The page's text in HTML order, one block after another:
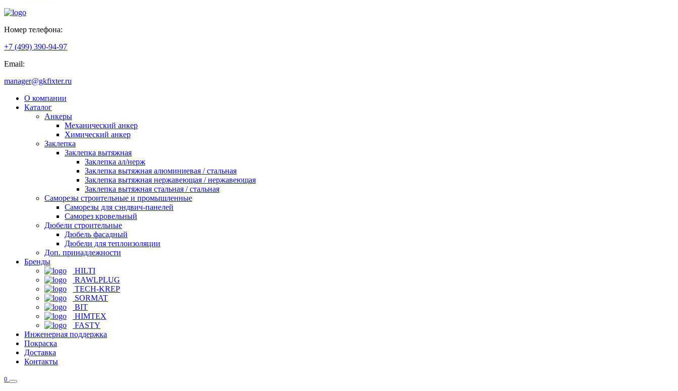
Номер телефона:
+7 (499) 390-94-97
Email:
manager@gkfixter.ru
О компании
Каталог
Анкеры
Механический анкер
Химический анкер
Заклепка
Заклепка вытяжная
Заклепка ал/нерж
Заклепка вытяжная алюминиевая / стальная
Заклепка вытяжная нержавеющая / нержавеющая
Заклепка вытяжная стальная / стальная
Саморезы строительные и промышленные
Саморезы для сэндвич-панелей
Саморез кровельный
Дюбели строительные
Дюбель фасадный
Дюбели для теплоизоляции
Доп. принадлежности
Бренды
HILTI
RAWLPLUG
TECH-KREP
SORMAT
BIT
HIMTEX
FASTY
Инженерная поддержка
Покраска
Доставка
Контакты
0